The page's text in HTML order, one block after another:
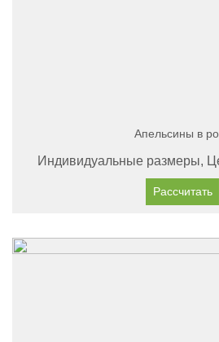
Апельсины в
Индивидуальные размеры,
Рассчитать